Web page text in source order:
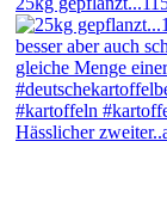
Hässlicher